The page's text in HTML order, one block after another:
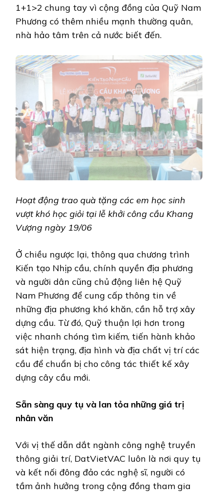
1+1>2 chung tay vì cộng đồng của Quỹ Nam
Phương có thêm nhiều mạnh thường quân,
nhà hảo tâm trên cả nước biết đến.
Hoạt động trao quà tặng các em học sinh
vượt khó học giỏi tại lễ khởi công cầu Khang
Vượng ngày 19/06
Ở chiều ngược lại, thông qua chương trình
Kiến tạo Nhịp cầu, chính quyền địa phương
và người dân cũng chủ động liên hệ Quỹ
Nam Phương để cung cấp thông tin về
những địa phương khó khăn, cần hỗ trợ xây
dựng cầu. Từ đó, Quỹ thuận lợi hơn trong
việc nhanh chóng tìm kiếm, tiến hành khảo
sát hiện trạng, địa hình và địa chất vị trí các
cầu để chuẩn bị cho công tác thiết kế xây
dựng cây cầu mới.
Sẵn sàng quy tụ và lan tỏa những giá trị
nhân văn
Với vị thế dẫn dắt ngành công nghệ truyền
thông giải trí, DatVietVAC luôn là nơi quy tụ
và kết nối đông đảo các nghệ sĩ, người có
tầm ảnh hưởng trong cộng đồng tham gia